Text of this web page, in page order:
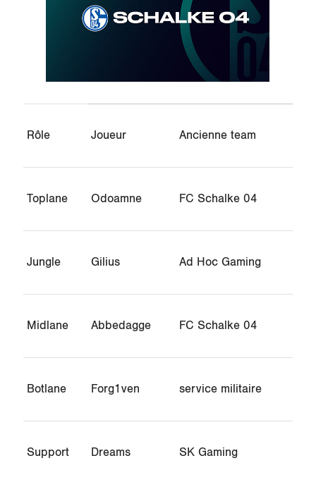
Rôle Joueur Ancienne team
Toplane Odoamne FC Schalke 04
Jungle Gilius Ad Hoc Gaming
Midlane Abbedagge FC Schalke 04
Botlane Forg1ven service militaire
Support Dreams SK Gaming